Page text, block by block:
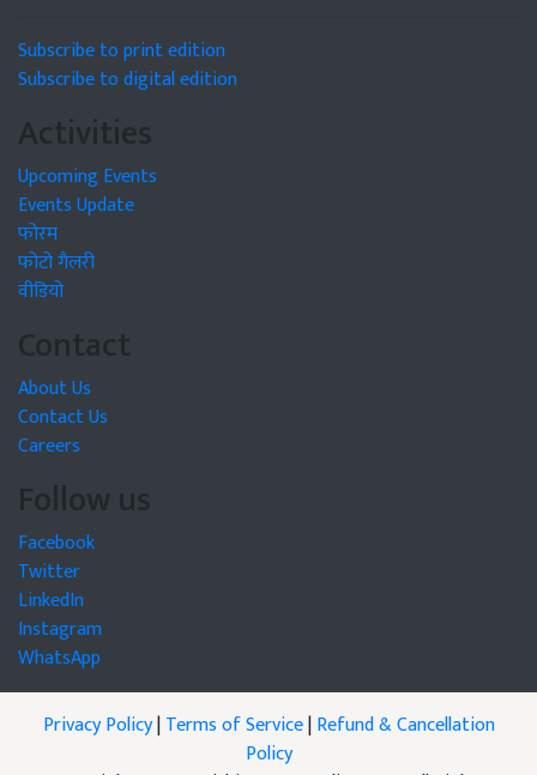
Subscribe to print edition
Subscribe to digital edition
Activities
Upcoming Events
Events Update
फोरम
फोटो गैलरी
वीडियो
Contact
About Us
Contact Us
Careers
Follow us
Facebook
Twitter
LinkedIn
Instagram
WhatsApp
Privacy Policy|Terms of Service|Refund & Cancellation
Policy